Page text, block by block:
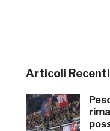
Articoli Recenti